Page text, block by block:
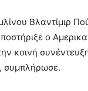
Βλαντίμιρ
ο
κοινή
συμπλήρωσε.